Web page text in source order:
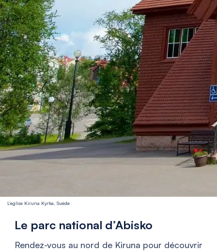
L’eglise Kiruna Kyrka, Suéde
Le parc national d’Abisko
Rendez-vous au nord de Kiruna pour découvrir